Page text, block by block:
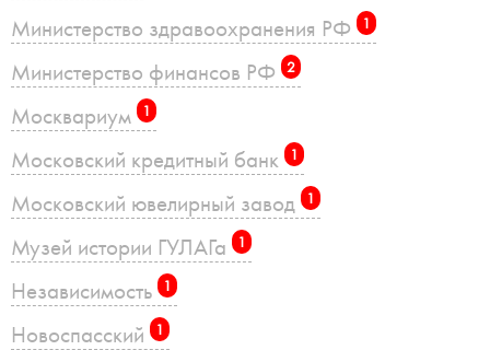
Министерство здравоохранения РФ 1
Министерство финансов РФ 2
Москвариум 1
Московский кредитный банк 1
Московский ювелирный завод 1
Музей истории ГУЛАГа 1
Независимость 1
Новоспасский 1